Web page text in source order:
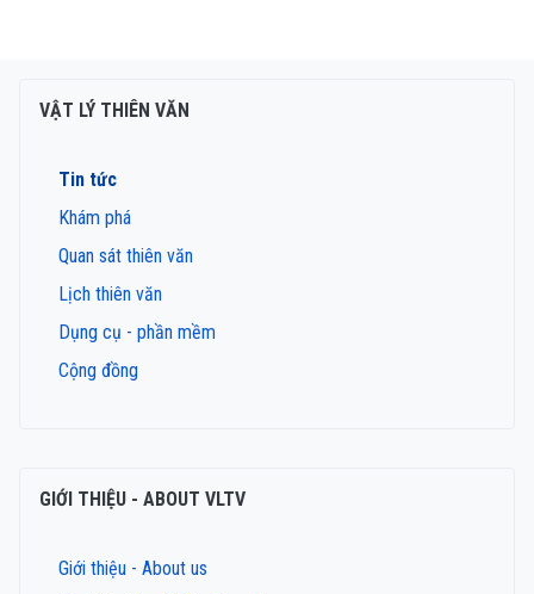
VẬT LÝ THIÊN VĂN
Tin tức
Khám phá
Quan sát thiên văn
Lịch thiên văn
Dụng cụ - phần mềm
Cộng đồng
GIỚI THIỆU - ABOUT VLTV
Giới thiệu - About us